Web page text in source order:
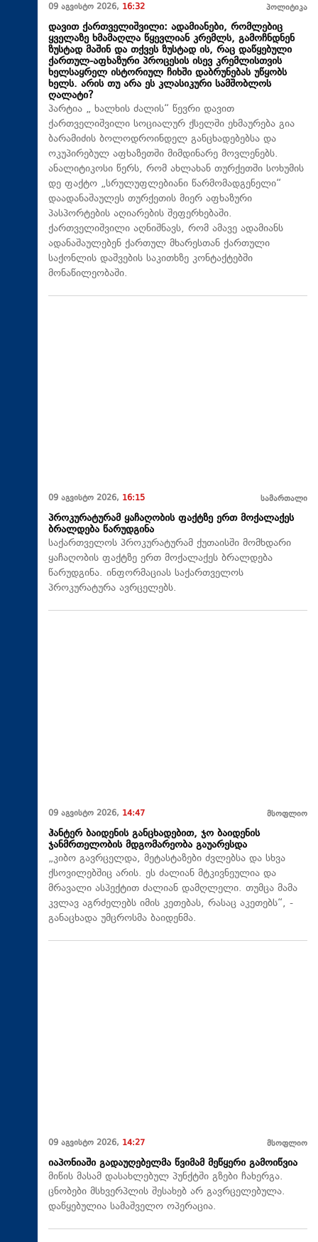
09 აგვისტო 2026, 16:32 პოლიტიკა
დავით ქართველიშვილი: ადამიანები, რომლებიც
ყველაზე ხმამაღლა წყევლიან კრემლს, გამოჩნდნენ
ზუსტად მაშინ და თქვეს ზუსტად ის, რაც დაწყებული
ქართულ-აფხაზური პროცესის ისევ კრემლისთვის
ხელსაყრელ ისტორიულ ჩიხში დაბრუნებას უწყობს
ხელს. არის თუ არა ეს კლასიკური სამშობლოს
ღალატი?
პარტია „ ხალხის ძალის“ წევრი დავით
ქართველიშვილი სოციალურ ქსელში ეხმაურება გია
ბარამიძის ბოლოდროინდელ განცხადებებსა და
ოკუპირებულ აფხაზეთში მიმდინარე მოვლენებს.
ანალიტიკოსი წერს, რომ ახლახან თურქეთში სოხუმის
დე ფაქტო „სრულუფლებიანი წარმომადგენელი“
დაადანაშაულეს თურქეთის მიერ აფხაზური
პასპორტების აღიარების შეფერხებაში.
ქართველიშვილი აღნიშნავს, რომ ამავე ადამიანს
ადანაშაულებენ ქართულ მხარესთან ქართული
საქონლის დაშვების საკითხზე კონტაქტებში
მონაწილეობაში.
09 აგვისტო 2026, 16:15 სამართალი
პროკურატურამ ყაჩაღობის ფაქტზე ერთ მოქალაქეს
ბრალდება წარუდგინა
საქართველოს პროკურატურამ ქუთაისში მომხდარი
ყაჩაღობის ფაქტზე ერთ მოქალაქეს ბრალდება
წარუდგინა. ინფორმაციას საქართველოს
პროკურატურა ავრცელებს.
09 აგვისტო 2026, 14:47 მსოფლიო
ჰანტერ ბაიდენის განცხადებით, ჯო ბაიდენის
ჯანმრთელობის მდგომარეობა გაუარესდა
„კიბო გავრცელდა, მეტასტაზები ძვლებსა და სხვა
ქსოვილებშიც არის. ეს ძალიან მტკივნეულია და
მრავალი ასპექტით ძალიან დამღლელი. თუმცა მამა
კვლავ აგრძელებს იმის კეთებას, რასაც აკეთებს“, -
განაცხადა უმცროსმა ბაიდენმა.
09 აგვისტო 2026, 14:27 მსოფლიო
იაპონიაში გადაუღებელმა წვიმამ მეწყერი გამოიწვია
მიწის მასამ დასახლებულ პუნქტში გზები ჩახერგა.
ცნობები მსხვერპლის შესახებ არ გავრცელებულა.
დაწყებულია სამაშველო ოპერაცია.